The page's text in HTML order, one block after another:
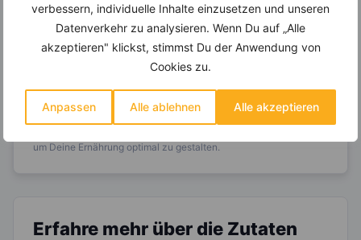
verbessern, individuelle Inhalte einzusetzen und unseren
Datenverkehr zu analysieren. Wenn Du auf „Alle
akzeptieren" klickst, stimmst Du der Anwendung von
Cookies zu.
Anpassen Alle ablehnen Alle akzeptieren
14.000 Rezepte, autom.
dynamische
Einkaufsliste und noch mehr?
Entdecke dieinvikoo-Mitgliedschaft und erhalte
um Deine Ernährung optimal zu gestalten.
Erfahre mehr über die Zutaten